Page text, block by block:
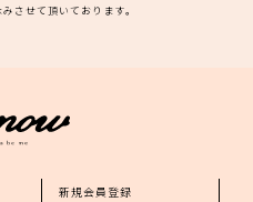
させて頂いております。
新規会員登録